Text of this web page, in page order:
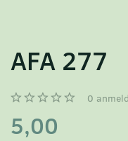
AFA 277
0
5,00